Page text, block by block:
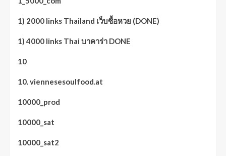
1) 2000 links Thailand เว็บซื้อหวย (DONE)
1) 4000 links Thai บาคาร่า DONE
10
10. viennesesoulfood.at
10000_prod
10000_sat
10000_sat2